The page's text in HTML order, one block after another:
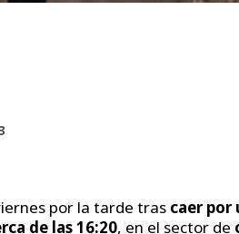
por la tarde tras caer por
de las 16:20, en el sector de